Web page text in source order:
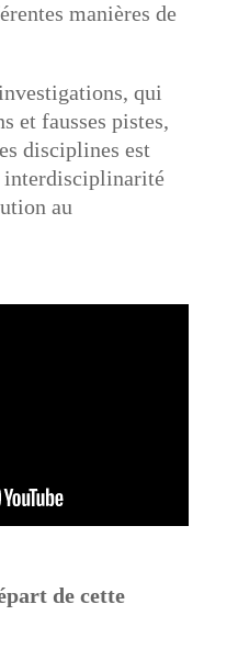
manières de
qui
et fausses pistes,
disciplines est
interdisciplinarité
au
de cette